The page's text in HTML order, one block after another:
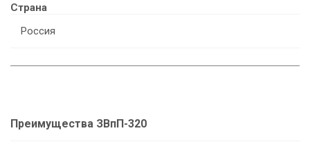
Страна
Россия
Преимущества ЗВпП-320